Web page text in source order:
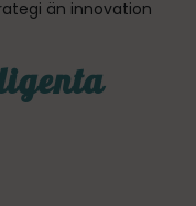
än innovation